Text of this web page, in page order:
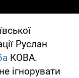
Руслан
КОВА.
ігнорувати